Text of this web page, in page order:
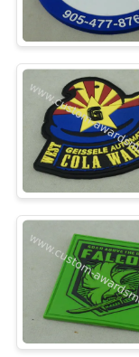
락
주
뉴
우
사육
개인